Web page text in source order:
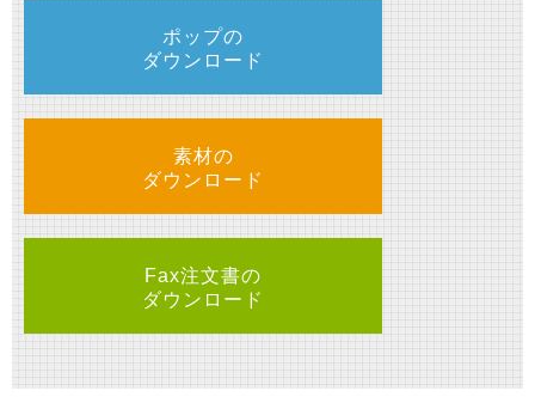
ポップの
ダウンロード
素材の
ダウンロード
Fax注文書の
ダウンロード